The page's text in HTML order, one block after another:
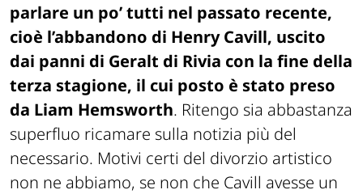
parlare un po’ tutti nel passato recente,
cioè l’abbandono di Henry Cavill, uscito
dai panni di Geralt di Rivia con la fine della
terza stagione, il cui posto è stato preso
da Liam Hemsworth. Ritengo sia abbastanza
superfluo ricamare sulla notizia più del
necessario. Motivi certi del divorzio artistico
non ne abbiamo, se non che Cavill avesse un